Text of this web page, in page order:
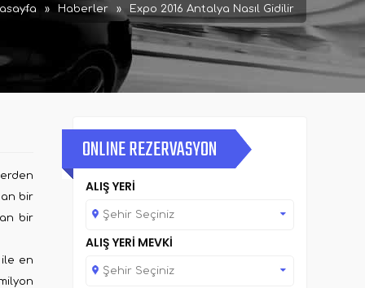
» Haberler » Expo 2016 Antalya Nasıl Gidilir
bir
bir
ile en
ONLINE REZERVASYON
ALIŞ YERİ
Şehir Seçiniz
ALIŞ YERİ MEVKİ
Şehir Seçiniz